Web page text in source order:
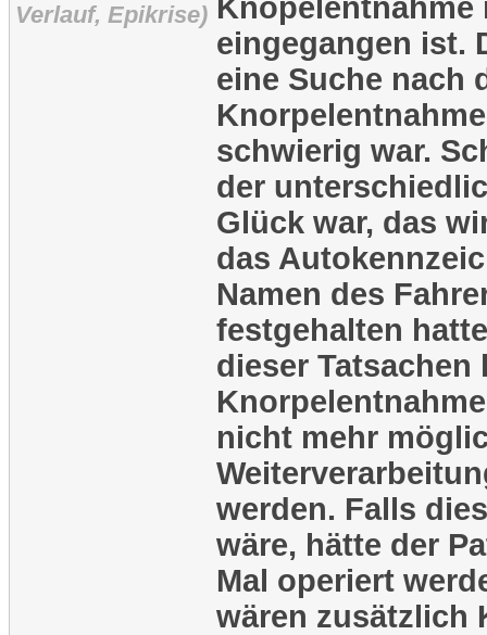
Verlauf, Epikrise)
eingegangen ist.
eine Suche nach
schwierig war.
der
Glück war, das
das
Namen des
festgehalten
dieser Tatsachen
nicht mehr
werden. Falls
wäre, hätte der
Mal operiert
wären zusätzlich